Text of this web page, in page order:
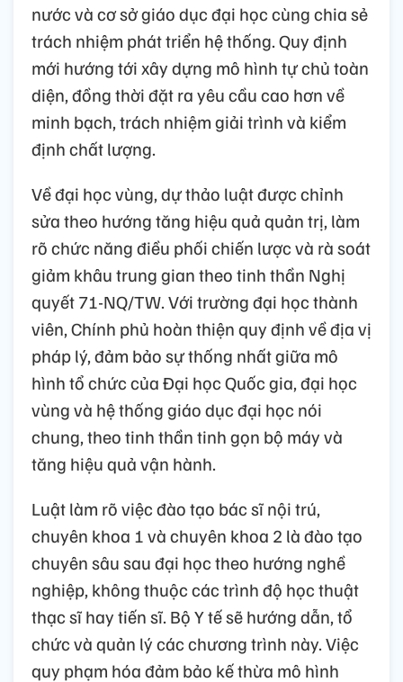
nước và cơ sở giáo dục đại học cùng chia sẻ
trách nhiệm phát triển hệ thống. Quy định
mới hướng tới xây dựng mô hình tự chủ toàn
diện, đồng thời đặt ra yêu cầu cao hơn về
minh bạch, trách nhiệm giải trình và kiểm
định chất lượng.
Về đại học vùng, dự thảo luật được chỉnh
sửa theo hướng tăng hiệu quả quản trị, làm
rõ chức năng điều phối chiến lược và rà soát
giảm khâu trung gian theo tinh thần Nghị
quyết 71-NQ/TW. Với trường đại học thành
viên, Chính phủ hoàn thiện quy định về địa vị
pháp lý, đảm bảo sự thống nhất giữa mô
hình tổ chức của Đại học Quốc gia, đại học
vùng và hệ thống giáo dục đại học nói
chung, theo tinh thần tinh gọn bộ máy và
tăng hiệu quả vận hành.
Luật làm rõ việc đào tạo bác sĩ nội trú,
chuyên khoa 1 và chuyên khoa 2 là đào tạo
chuyên sâu sau đại học theo hướng nghề
nghiệp, không thuộc các trình độ học thuật
thạc sĩ hay tiến sĩ. Bộ Y tế sẽ hướng dẫn, tổ
chức và quản lý các chương trình này. Việc
quy phạm hóa đảm bảo kế thừa mô hình